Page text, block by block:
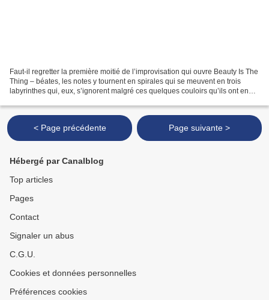
Faut-il regretter la première moitié de l’improvisation qui ouvre Beauty Is The
Thing – béates, les notes y tournent en spirales qui se meuvent en trois
labyrinthes qui, eux, s’ignorent malgré ces quelques couloirs qu’ils ont en
< Page précédente Page suivante >
Hébergé par Canalblog
Top articles
Pages
Contact
Signaler un abus
C.G.U.
Cookies et données personnelles
Préférences cookies